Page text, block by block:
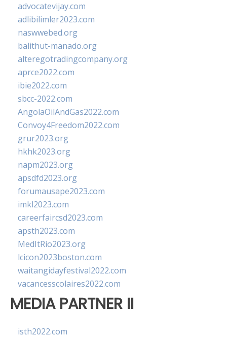
advocatevijay.com
adlibilimler2023.com
naswwebed.org
balithut-manado.org
alteregotradingcompany.org
aprce2022.com
ibie2022.com
sbcc-2022.com
AngolaOilAndGas2022.com
Convoy4Freedom2022.com
grur2023.org
hkhk2023.org
napm2023.org
apsdfd2023.org
forumausape2023.com
imkl2023.com
careerfaircsd2023.com
apsth2023.com
MedItRio2023.org
lcicon2023boston.com
waitangidayfestival2022.com
vacancesscolaires2022.com
MEDIA PARTNER II
isth2022.com